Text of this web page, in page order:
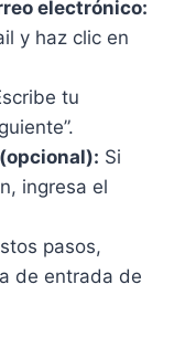
electrónico:
y haz clic en
tu
Si
ingresa el
pasos,
de entrada de